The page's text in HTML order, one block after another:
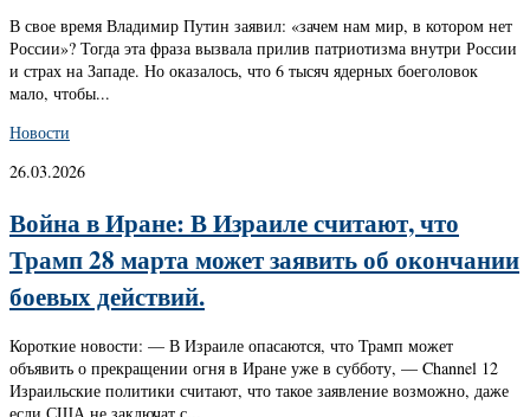
В свое время Владимир Путин заявил: «зачем нам мир, в котором нет
России»? Тогда эта фраза вызвала прилив патриотизма внутри России
и страх на Западе. Но оказалось, что 6 тысяч ядерных боеголовок
мало, чтобы...
Новости
26.03.2026
Война в Иране: В Израиле считают, что
Трамп 28 марта может заявить об окончании
боевых действий.
Короткие новости: — В Израиле опасаются, что Трамп может
объявить о прекращении огня в Иране уже в субботу, — Channel 12
Израильские политики считают, что такое заявление возможно, даже